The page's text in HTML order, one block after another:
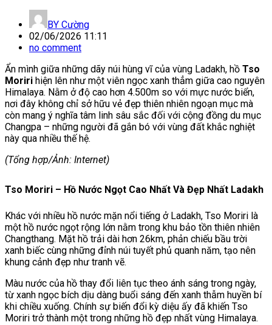
BY Cường
02/06/2026 11:11
no comment
Ẩn mình giữa những dãy núi hùng vĩ của vùng Ladakh, hồ Tso
Moriri hiện lên như một viên ngọc xanh thẳm giữa cao nguyên
Himalaya. Nằm ở độ cao hơn 4.500m so với mực nước biển,
nơi đây không chỉ sở hữu vẻ đẹp thiên nhiên ngoạn mục mà
còn mang ý nghĩa tâm linh sâu sắc đối với cộng đồng du mục
Changpa – những người đã gắn bó với vùng đất khắc nghiệt
này qua nhiều thế hệ.
(Tổng hợp/Ảnh: Internet)
Tso Moriri – Hồ Nước Ngọt Cao Nhất Và Đẹp Nhất Ladakh
Khác với nhiều hồ nước mặn nổi tiếng ở Ladakh, Tso Moriri là
một hồ nước ngọt rộng lớn nằm trong khu bảo tồn thiên nhiên
Changthang. Mặt hồ trải dài hơn 26km, phản chiếu bầu trời
xanh biếc cùng những đỉnh núi tuyết phủ quanh năm, tạo nên
khung cảnh đẹp như tranh vẽ.
Màu nước của hồ thay đổi liên tục theo ánh sáng trong ngày,
từ xanh ngọc bích dịu dàng buổi sáng đến xanh thẫm huyền bí
khi chiều xuống. Chính sự biến đổi kỳ diệu ấy đã khiến Tso
Moriri trở thành một trong những hồ đẹp nhất vùng Himalaya.